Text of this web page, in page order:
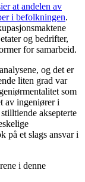
at andelen av
i befolkningen.
og bedrifter,
for samarbeid.
og det er
liten grad var
som
av ingeniører i
aksepterte
på et slags ansvar i
i denne